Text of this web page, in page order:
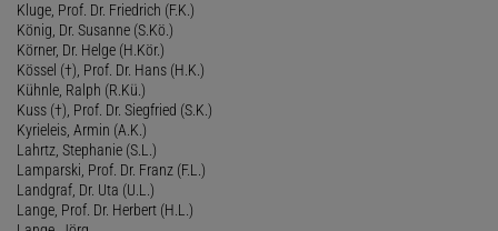
Kluge, Prof. Dr. Friedrich (F.K.)
König, Dr. Susanne (S.Kö.)
Körner, Dr. Helge (H.Kör.)
Kössel (†), Prof. Dr. Hans (H.K.)
Kühnle, Ralph (R.Kü.)
Kuss (†), Prof. Dr. Siegfried (S.K.)
Kyrieleis, Armin (A.K.)
Lahrtz, Stephanie (S.L.)
Lamparski, Prof. Dr. Franz (F.L.)
Landgraf, Dr. Uta (U.L.)
Lange, Prof. Dr. Herbert (H.L.)